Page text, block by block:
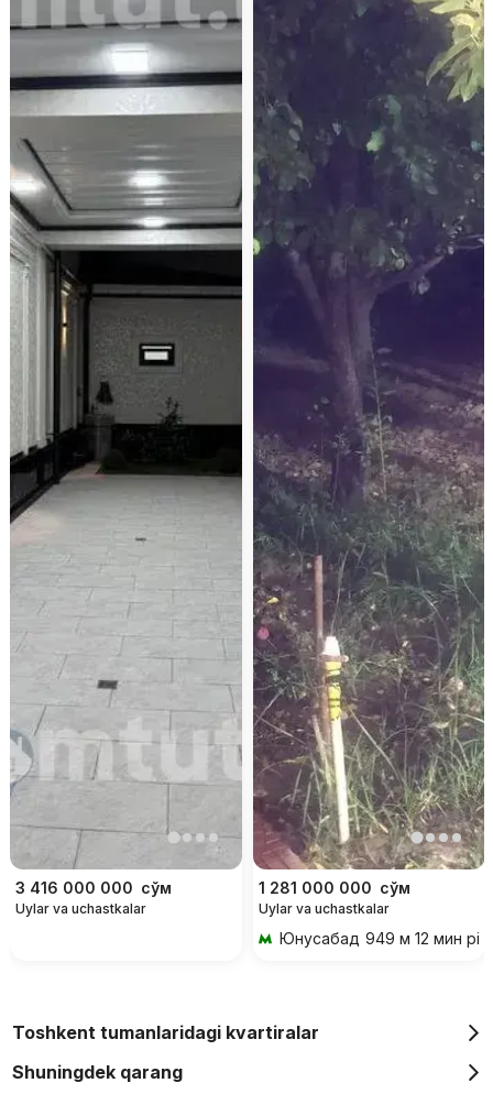
3 416 000 000 сўм
Uylar va uchastkalar
1 281 000 000 сўм
Uylar va uchastkalar
Юнусабад 949 м 12 мин
Toshkent tumanlaridagi kvartiralar
Shuningdek qarang